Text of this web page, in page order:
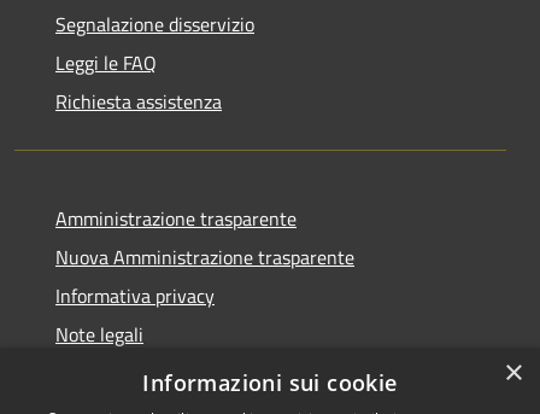
Segnalazione disservizio
Leggi le FAQ
Richiesta assistenza
Amministrazione trasparente
Nuova Amministrazione trasparente
Informativa privacy
Note legali
Dichiarazione di accessibilità
×
Informazioni sui cookie